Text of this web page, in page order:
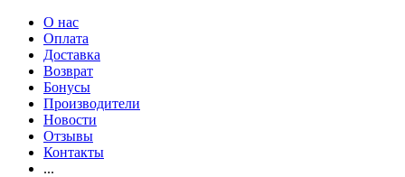
О нас
Оплата
Доставка
Возврат
Бонусы
Производители
Новости
Отзывы
Контакты
...